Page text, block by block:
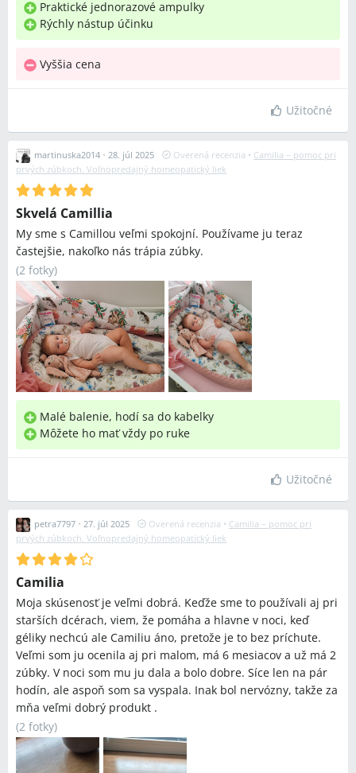
Praktické jednorazové ampulky
Rýchly nástup účinku
Vyššia cena
Užitočné
martinuska2014 • 28. júl 2025 Overená recenzia • Camilia – pomoc pri
prvých zúbkoch. Voľnopredajný homeopatický liek
Skvelá Camillia
My sme s Camillou veľmi spokojní. Používame ju teraz
častejšie, nakoľko nás trápia zúbky.
(2 fotky)
Malé balenie, hodí sa do kabelky
Môžete ho mať vždy po ruke
Užitočné
petra7797 • 27. júl 2025 Overená recenzia • Camilia – pomoc pri
prvých zúbkoch. Voľnopredajný homeopatický liek
Camilia
Moja skúsenosť je veľmi dobrá. Keďže sme to používali aj pri
starších dcérach, viem, že pomáha a hlavne v noci, keď
géliky nechcú ale Camiliu áno, pretože je to bez príchute.
Veľmi som ju ocenila aj pri malom, má 6 mesiacov a už má 2
zúbky. V noci som mu ju dala a bolo dobre. Síce len na pár
hodín, ale aspoň som sa vyspala. Inak bol nervózny, takže za
mňa veľmi dobrý produkt .
(2 fotky)